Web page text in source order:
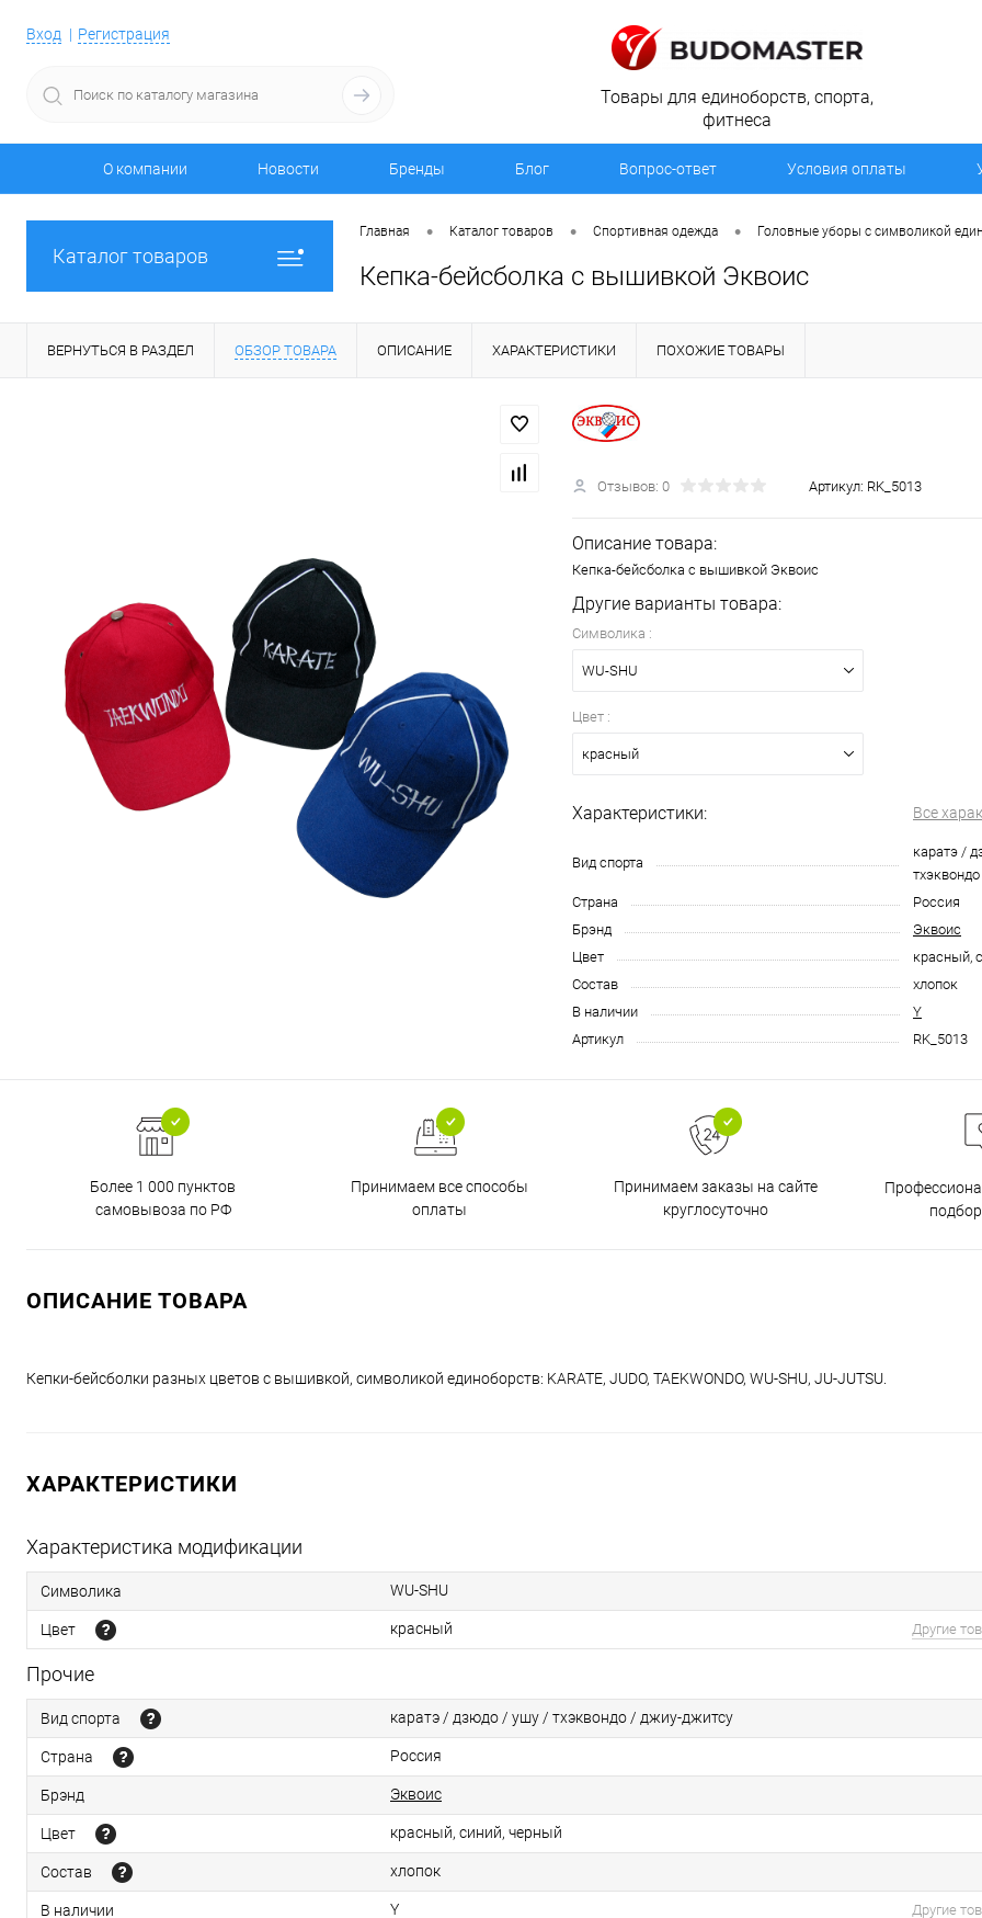
Вход Регистрация
Товары для единоборств, спорта,
фитнеса
О компании Новости Бренды Блог Вопрос-ответ Условия оплаты
Каталог товаров
Главная • Каталог товаров • Спортивная одежда • Головные уборы с символикой
Кепка-бейсболка с вышивкой Эквоис
ВЕРНУТЬСЯ В РАЗДЕЛ ОБЗОР ТОВАРА ОПИСАНИЕ ХАРАКТЕРИСТИКИ ПОХОЖИЕ ТОВАРЫ
Отзывов: 0 Артикул: RK_5013
Описание товара:
Кепка-бейсболка с вышивкой Эквоис
Другие варианты товара:
Символика :
WU-SHU
Цвет :
красный
Характеристики: Все
Вид спорта
каратэ /
Страна
Россия
Брэнд
Эквоис
Цвет
красный,
Состав
хлопок
В наличии
Y
Артикул
RK_5013
Более 1 000 пунктов
самовывоза по РФ
Принимаем все способы
оплаты
Принимаем заказы на сайте
круглосуточно
ОПИСАНИЕ ТОВАРА
Кепки-бейсболки разных цветов с вышивкой, символикой единоборств: KARATE, JUDO, TAEKWONDO, WU-SHU, JU-JUTSU.
ХАРАКТЕРИСТИКИ
Характеристика модификации
Символика WU-SHU
Цвет красный Другие
Прочие
Вид спорта каратэ / дзюдо / ушу / тхэквондо / джиу-джитсу
Страна Россия
Брэнд Эквоис
Цвет красный, синий, черный
Состав хлопок
В наличии Y Другие